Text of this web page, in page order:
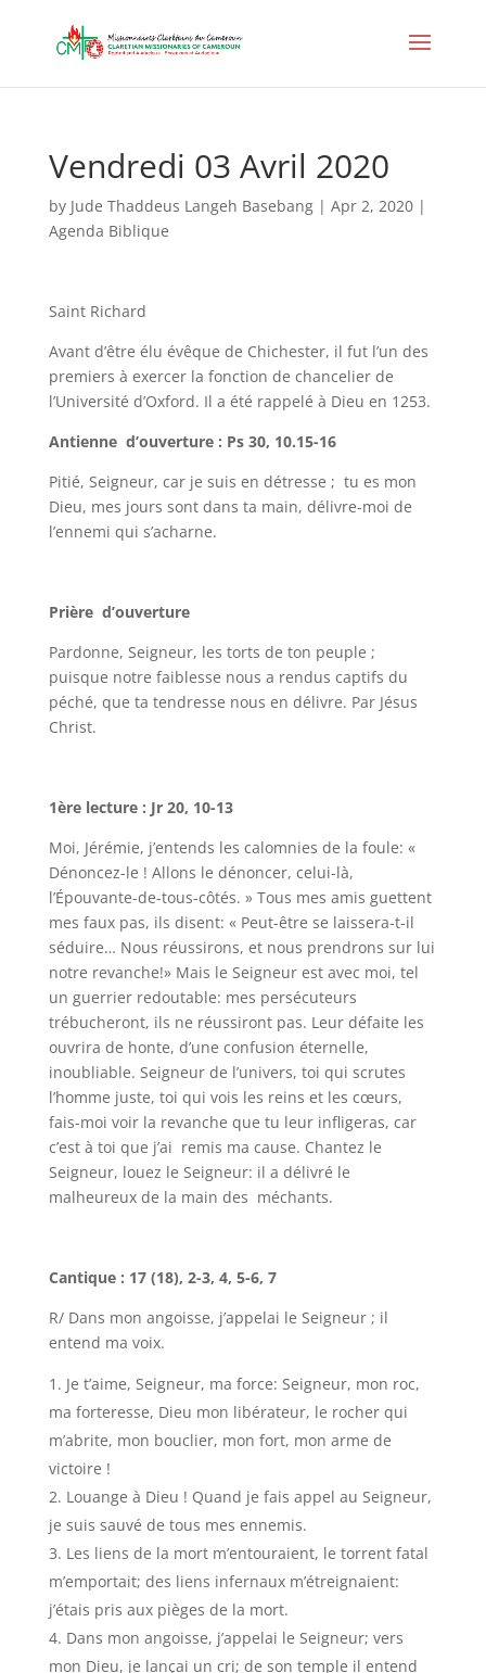
Vendredi 03 Avril 2020
by Jude Thaddeus Langeh Basebang| Apr 2, 2020|
Agenda Biblique
Saint Richard
Avant d’être élu évêque de Chichester, il fut l’un des
premiers à exercer la fonction de chancelier de
l’Université d’Oxford. Il a été rappelé à Dieu en 1253.
Antienne d’ouverture : Ps 30, 10.15-16
Pitié, Seigneur, car je suis en détresse ; tu es mon
Dieu, mes jours sont dans ta main, délivre-moi de
l’ennemi qui s’acharne.
Prière d’ouverture
Pardonne, Seigneur, les torts de ton peuple ;
puisque notre faiblesse nous a rendus captifs du
péché, que ta tendresse nous en délivre. Par Jésus
Christ.
1ère lecture : Jr 20, 10-13
Moi, Jérémie, j’entends les calomnies de la foule: «
Dénoncez-le ! Allons le dénoncer, celui-là,
l’Épouvante-de-tous-côtés. » Tous mes amis guettent
mes faux pas, ils disent: « Peut-être se laissera-t-il
séduire… Nous réussirons, et nous prendrons sur lui
notre revanche!» Mais le Seigneur est avec moi, tel
un guerrier redoutable: mes persécuteurs
trébucheront, ils ne réussiront pas. Leur défaite les
ouvrira de honte, d’une confusion éternelle,
inoubliable. Seigneur de l’univers, toi qui scrutes
l’homme juste, toi qui vois les reins et les cœurs,
fais-moi voir la revanche que tu leur infligeras, car
c’est à toi que j’ai remis ma cause. Chantez le
Seigneur, louez le Seigneur: il a délivré le
malheureux de la main des méchants.
Cantique : 17 (18), 2-3, 4, 5-6, 7
R/ Dans mon angoisse, j’appelai le Seigneur ; il
entend ma voix.
Je t’aime, Seigneur, ma force: Seigneur, mon roc,
ma forteresse, Dieu mon libérateur, le rocher qui
m’abrite, mon bouclier, mon fort, mon arme de
victoire !
Louange à Dieu ! Quand je fais appel au Seigneur,
je suis sauvé de tous mes ennemis.
Les liens de la mort m’entouraient, le torrent fatal
m’emportait; des liens infernaux m’étreignaient:
j’étais pris aux pièges de la mort.
Dans mon angoisse, j’appelai le Seigneur; vers
mon Dieu, je lançai un cri; de son temple il entend